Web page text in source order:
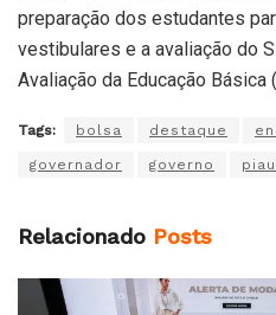
preparação dos estudantes
vestibulares e a avaliação do
Avaliação da Educação Básica
Tags: bolsa destaque
governador governo
Relacionado Posts